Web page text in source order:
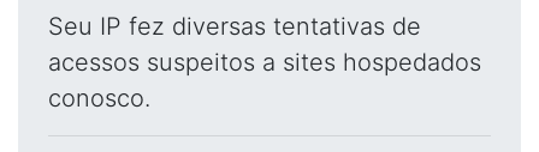
Seu IP fez diversas tentativas de
acessos suspeitos a sites hospedados
conosco.